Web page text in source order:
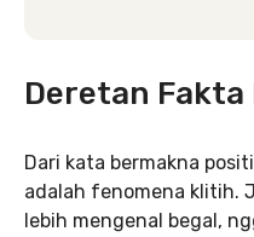
Deretan
Dari kata bermakna
adalah fenomena klitih.
lebih mengenal begal,